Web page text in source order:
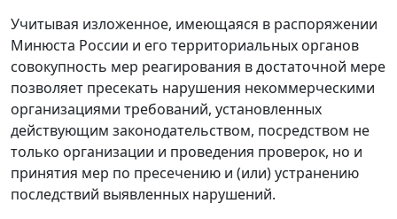
Учитывая изложенное, имеющаяся в распоряжении
Минюста России и его территориальных органов
совокупность мер реагирования в достаточной мере
позволяет пресекать нарушения некоммерческими
организациями требований, установленных
действующим законодательством, посредством не
только организации и проведения проверок, но и
принятия мер по пресечению и (или) устранению
последствий выявленных нарушений.